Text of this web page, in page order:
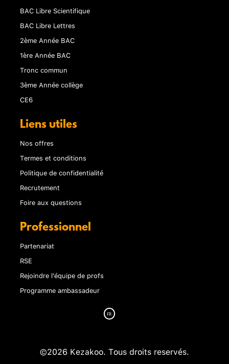
BAC Libre Scientifique
BAC Libre Lettres
2ème Année BAC
1ère Année BAC
Tronc commun
3ème Année collège
CE6
Liens utiles
Nos offres
Termes et conditions
Politique de confidentialité
Recrutement
Foire aux questions
Professionnel
Partenariat
RSE
Rejoindre l'équipe de profs
Programme ambassadeur
©2026 Kezakoo. Tous droits reservés.